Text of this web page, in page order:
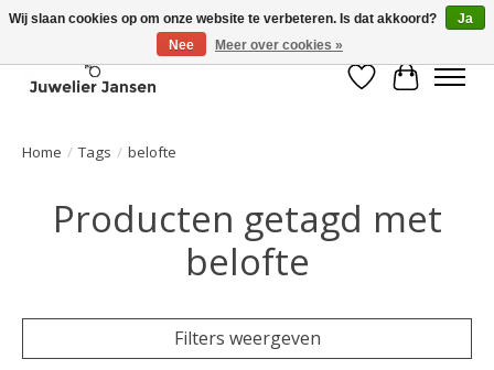
Verlanglijst
Home / Tags / belofte
Producten getagd met
belofte
Filters weergeven
Wij slaan cookies op om onze website te verbeteren. Is dat akkoord?
Ja
Nee
Meer over cookies »